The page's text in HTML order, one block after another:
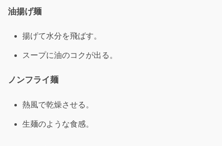
油揚げ麺
揚げて水分を飛ばす。
スープに油のコクが出る。
ノンフライ麺
熱風で乾燥させる。
生麺のような食感。